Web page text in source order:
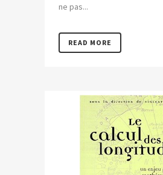
ne pas...
READ MORE